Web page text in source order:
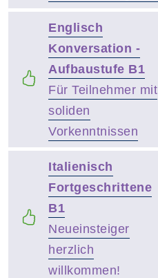
Englisch
Konversation -
Aufbaustufe B1
Für Teilnehmer mit
soliden
Vorkenntnissen
Italienisch
Fortgeschrittene
B1
Neueinsteiger
herzlich
willkommen!